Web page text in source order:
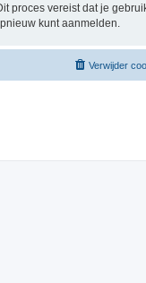
proces vereist dat je
kunt aanmelden.
Verwijder